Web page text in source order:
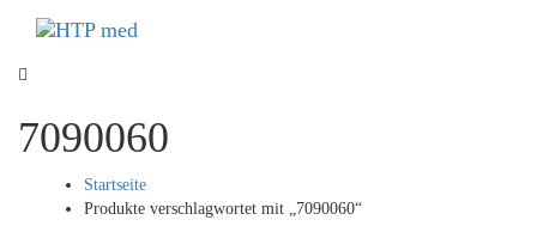
überspringen
Inhalt
7090060
Startseite
Produkte verschlagwortet mit „7090060“